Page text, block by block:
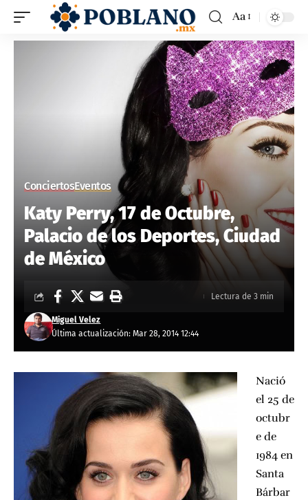
Aa
ConciertosEventos
Katy Perry, 17 de Octubre,
Palacio de los Deportes, Ciudad
de México
Última actualización: Mar 28, 2014 12:44
Miguel Velez
Lectura de 3 min
Nació
el 25 de
octubr
e de
1984 en
Santa
Bárbar